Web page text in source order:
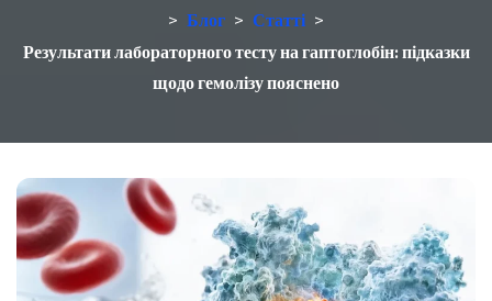
> Блог > Статті >
Результати лабораторного тесту на гаптоглобін: підказки
щодо гемолізу пояснено